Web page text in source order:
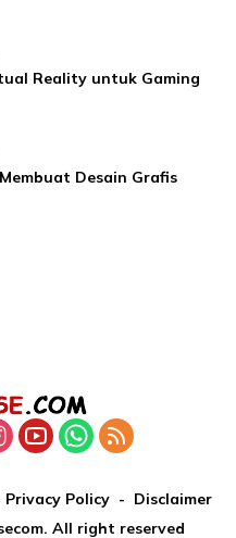
Reality untuk Gaming
Desain Grafis
Privacy Policy
Disclaimer
All right reserved